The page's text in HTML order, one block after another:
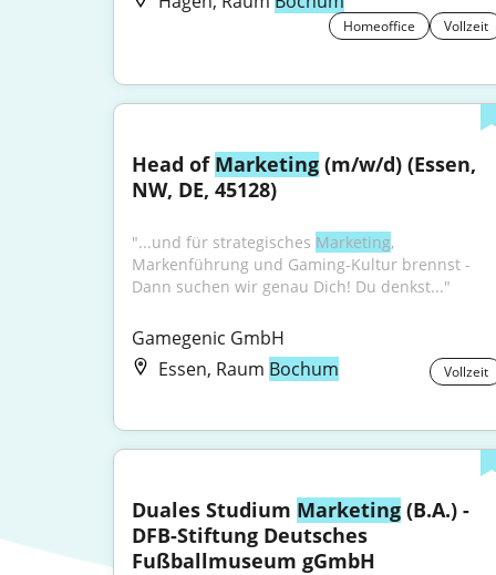
Homeoffice Vollzeit
Head of Marketing (m/w/d) (Essen,
NW, DE, 45128)
"...und für strategisches Marketing,
Markenführung und Gaming-Kultur brennst -
Dann suchen wir genau Dich! Du denkst..."
Gamegenic GmbH
Essen, Raum Bochum Vollzeit
Duales Studium Marketing (B.A.) -
DFB-Stiftung Deutsches
Fußballmuseum gGmbH